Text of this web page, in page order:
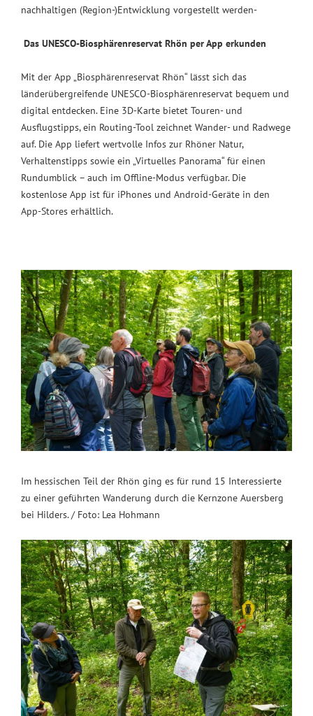
nachhaltigen (Region-)Entwicklung vorgestellt werden-
Das UNESCO-Biosphärenreservat Rhön per App erkunden
Mit der App „Biosphärenreservat Rhön“ lässt sich das
länderübergreifende UNESCO-Biosphärenreservat bequem und
digital entdecken. Eine 3D-Karte bietet Touren- und
Ausflugstipps, ein Routing-Tool zeichnet Wander- und Radwege
auf. Die App liefert wertvolle Infos zur Rhöner Natur,
Verhaltenstipps sowie ein „Virtuelles Panorama“ für einen
Rundumblick – auch im Offline-Modus verfügbar. Die
kostenlose App ist für iPhones und Android-Geräte in den
App-Stores erhältlich.
Im hessischen Teil der Rhön ging es für rund 15 Interessierte
zu einer geführten Wanderung durch die Kernzone Auersberg
bei Hilders. / Foto: Lea Hohmann